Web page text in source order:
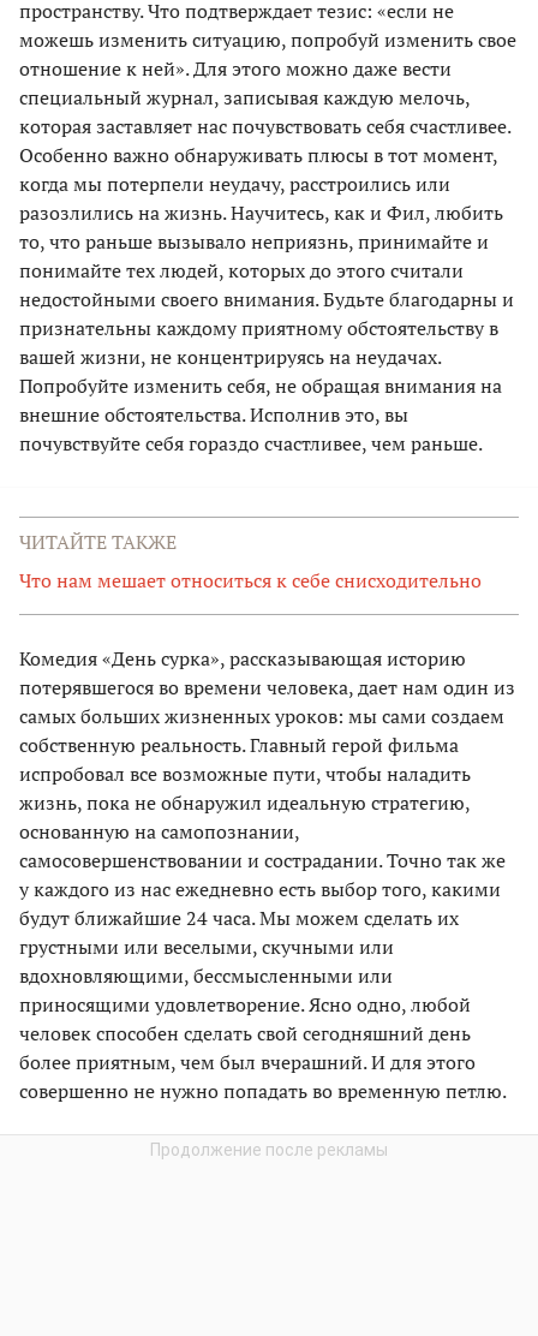
пространству. Что подтверждает тезис: «если не
можешь изменить ситуацию, попробуй изменить свое
отношение к ней». Для этого можно даже вести
специальный журнал, записывая каждую мелочь,
которая заставляет нас почувствовать себя счастливее.
Особенно важно обнаруживать плюсы в тот момент,
когда мы потерпели неудачу, расстроились или
разозлились на жизнь. Научитесь, как и Фил, любить
то, что раньше вызывало неприязнь, принимайте и
понимайте тех людей, которых до этого считали
недостойными своего внимания. Будьте благодарны и
признательны каждому приятному обстоятельству в
вашей жизни, не концентрируясь на неудачах.
Попробуйте изменить себя, не обращая внимания на
внешние обстоятельства. Исполнив это, вы
почувствуйте себя гораздо счастливее, чем раньше.
ЧИТАЙТЕ ТАКЖЕ
Что нам мешает относиться к себе снисходительно
Комедия «День сурка», рассказывающая историю
потерявшегося во времени человека, дает нам один из
самых больших жизненных уроков: мы сами создаем
собственную реальность. Главный герой фильма
испробовал все возможные пути, чтобы наладить
жизнь, пока не обнаружил идеальную стратегию,
основанную на самопознании,
самосовершенствовании и сострадании. Точно так же
у каждого из нас ежедневно есть выбор того, какими
будут ближайшие 24 часа. Мы можем сделать их
грустными или веселыми, скучными или
вдохновляющими, бессмысленными или
приносящими удовлетворение. Ясно одно, любой
человек способен сделать свой сегодняшний день
более приятным, чем был вчерашний. И для этого
совершенно не нужно попадать во временную петлю.